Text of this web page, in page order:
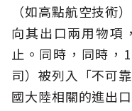
（如高點航空技術
向其出口兩用物項
止。同時，同時，
司）被列入「不可
國大陸相關的進出